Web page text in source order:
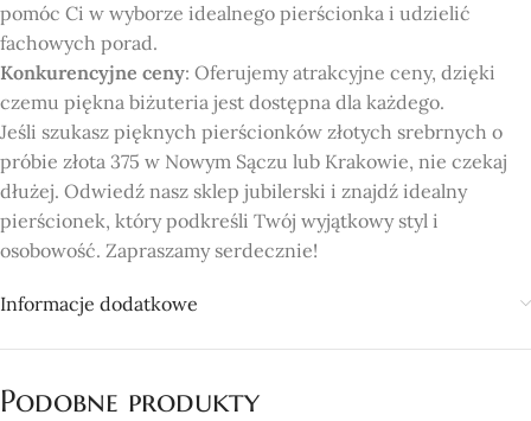
pomóc Ci w wyborze idealnego pierścionka i udzielić
fachowych porad.
Konkurencyjne ceny: Oferujemy atrakcyjne ceny, dzięki
czemu piękna biżuteria jest dostępna dla każdego.
Jeśli szukasz pięknych pierścionków złotych srebrnych o
próbie złota 375 w Nowym Sączu lub Krakowie, nie czekaj
dłużej. Odwiedź nasz sklep jubilerski i znajdź idealny
pierścionek, który podkreśli Twój wyjątkowy styl i
osobowość. Zapraszamy serdecznie!
Informacje dodatkowe
Podobne produkty